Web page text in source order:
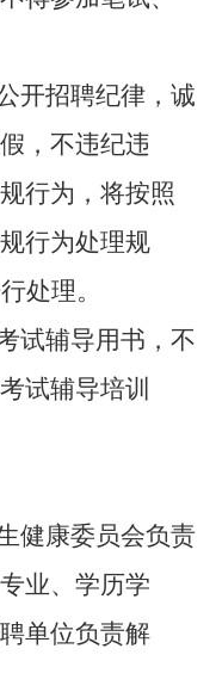
开招聘纪律，诚
，不违纪违
行为，将按照
行为处理规
处理。
试辅导用书，不
试辅导培训
健康委员会负责
业、学历学
单位负责解